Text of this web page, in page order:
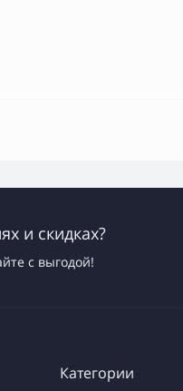
и скидках?
с выгодой!
Категории